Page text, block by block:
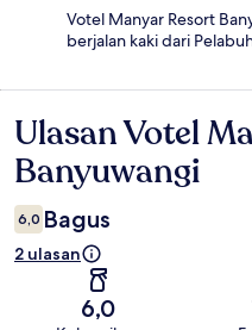
Votel Manyar Resort
berjalan kaki dari
Ulasan
Ulasan Votel
Banyuwangi
6,0 Bagus
2 ulasan
6,0